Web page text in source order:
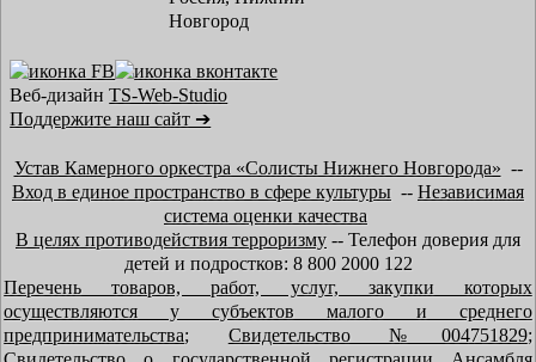
Новгород
Веб-дизайнTS-Web-Studio
Поддержите наш сайт ➔
Устав Камерного оркестра «Солисты Нижнего Новгорода» --
Вход в единое пространство в сфере культуры -- Независимая
система оценки качества
В целях противодействия терроризму -- Телефон доверия для
детей и подростков: 8 800 2000 122
Перечень товаров, работ, услуг, закупки которых
осуществляются у субъектов малого и среднего
предпринимательства; Свидетельство №004751829;